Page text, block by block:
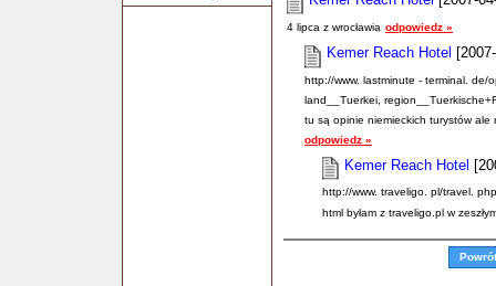
4 lipca z wrocławia odpowiedz »
Kemer Reach Hotel
http://www. lastminute - terminal.
land__Tuerkei,
tu są opinie niemieckich turystów
odpowiedz »
Kemer Reach Hotel
http://www. traveligo. pl/travel.
html byłam z traveligo.pl w